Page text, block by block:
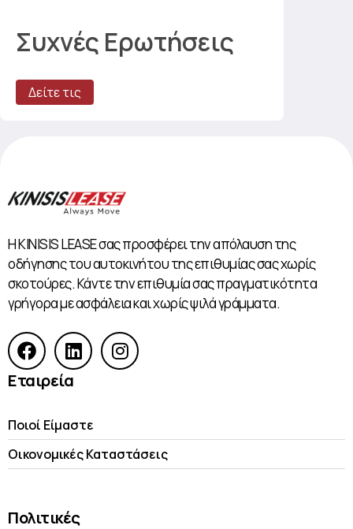
Συχνές Ερωτήσεις
Δείτε τις
Η KINISIS LEASE σας προσφέρει την απόλαυση της
οδήγησης του αυτοκινήτου της επιθυμίας σας χωρίς
σκοτούρες. Κάντε την επιθυμία σας πραγματικότητα
γρήγορα με ασφάλεια και χωρίς ψιλά γράμματα.
Εταιρεία
Ποιοί Είμαστε
Οικονομικές Kαταστάσεις
Πολιτικές